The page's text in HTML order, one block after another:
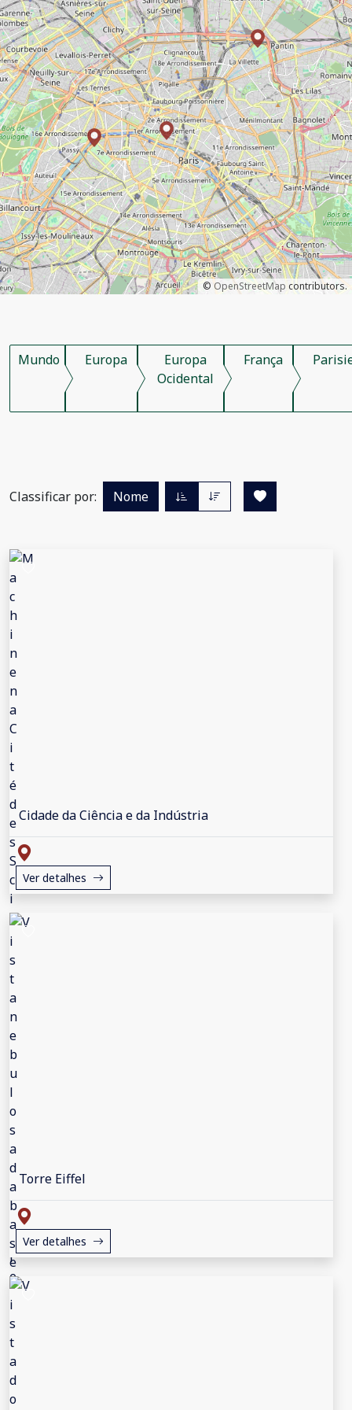
© OpenStreetMap contributors.
Mundo Europa
Europa
Ocidental
França
Classificar por: Nome
Cidade da Ciência e da Indústria
Ver detalhes
Torre Eiffel
Ver detalhes